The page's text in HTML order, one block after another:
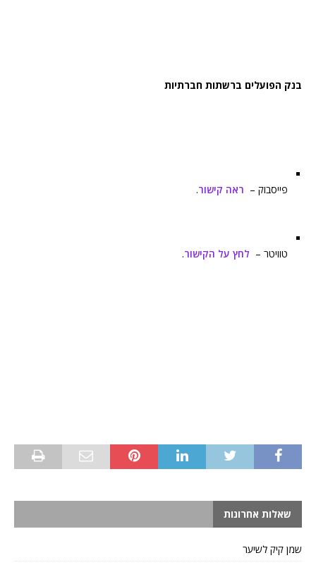
בנק הפועלים ברשתות חברתיות
פייסבוק – ראה קישור.
טוויטר – לחץ על הקישור.
שאלות אחרונות
שמן קיק לשיער